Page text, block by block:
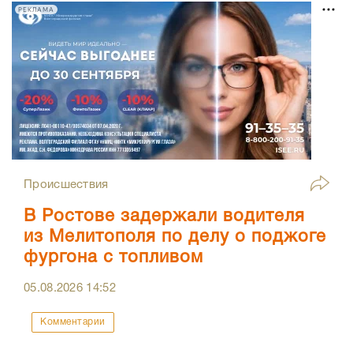
РЕКЛАМА
Происшествия
В Ростове задержали водителя
из Мелитополя по делу о поджоге
фургона с топливом
05.08.2026 14:52
Комментарии